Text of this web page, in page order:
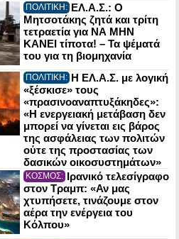
ΠΟΛΙΤΙΚΗ: ΕΛ.Α.Σ.: Ο
Μητσοτάκης ζητά και τρίτη
τετραετία για ΝΑ ΜΗΝ
ΚΑΝΕΙ τίποτα! – Τα ψέματά
του για τη βιομηχανία
ΠΟΛΙΤΙΚΗ: Η ΕΛ.Α.Σ. με λογική
«ξέσκισε» τους
«πρασινοαναπτυξάκηδες»:
«Η ενεργειακή μετάβαση δεν
μπορεί να γίνεται εις βάρος
της ασφάλειας των πολιτών
ούτε της προστασίας των
δασικών οικοσυστημάτων»
ΚΟΣΜΟΣ: Ιρανικό τελεσίγραφο
στον Τραμπ: «Αν μας
χτυπήσετε, τινάζουμε στον
αέρα την ενέργεια του
Κόλπου»